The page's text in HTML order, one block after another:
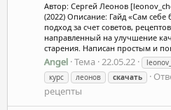
Автор: Сергей Леонов
(2022) Описание: Гайд «Сам
подход за счет советов,
направленный на улучшение
старения. Написан простым и
Angel Тема 22.05.22
курс
леонов скачать
рецепты